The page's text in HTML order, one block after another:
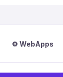
⚙️ WebApps